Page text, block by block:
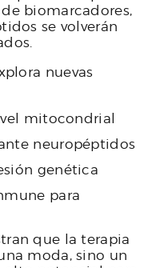
biomarcadores,
se volverán
nuevas
mitocondrial
neuropéptidos
genética
para
que la terapia
moda, sino un